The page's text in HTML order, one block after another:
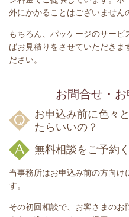
外にかかることはございません
もちろん、パッケージのサー
ばお見積りをさせていただきま
ださい。
お問合せ・
お申込み前に色々
たらいいの？
無料相談をご予約
当事務所はお申込み前の方向け
す。
その初回相談で、お客さまの